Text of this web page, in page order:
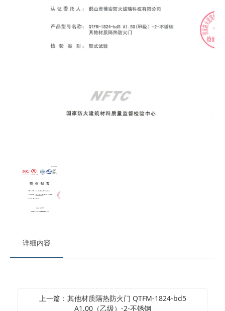
详细内容
上一篇：其他材质隔热防火门 QTFM-1824-bd5
A1.00（乙级）-2-不锈钢